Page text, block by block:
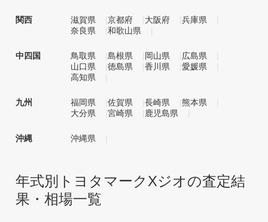
関西 滋賀県 京都府 大阪府
兵庫県
奈良県
和歌山県
中四国 鳥取県 島根県 岡山県
広島県
山口県
徳島県 香川県
愛媛県
高知県
九州 福岡県 佐賀県 長崎県
熊本県
大分県
宮崎県 鹿児島県
沖縄 沖縄県
年式別トヨタマークXジオの査定結
果・相場一覧